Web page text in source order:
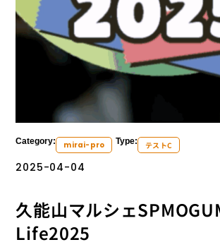
Category: mirai-pro Type: テストC
2025-04-04
久能山マルシェ
Life2025